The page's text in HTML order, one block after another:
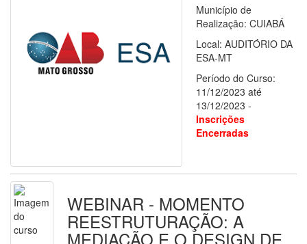
Município de
Realização: CUIABÁ
Local: AUDITÓRIO DA
ESA-MT
Período do Curso:
11/12/2023 até
13/12/2023 -
Inscrições
Encerradas
WEBINAR - MOMENTO
REESTRUTURAÇÃO: A
MEDIAÇÃO E O DESIGN DE